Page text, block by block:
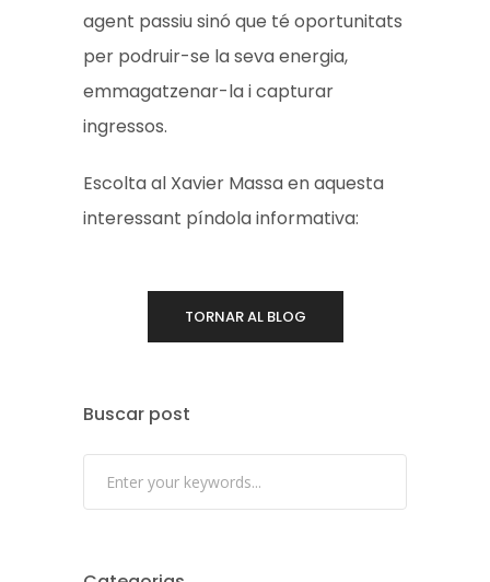
agent passiu sinó que té oportunitats
per podruir-se la seva energia,
emmagatzenar-la i capturar
ingressos.
Escolta al Xavier Massa en aquesta
interessant píndola informativa:
TORNAR AL BLOG
Buscar post